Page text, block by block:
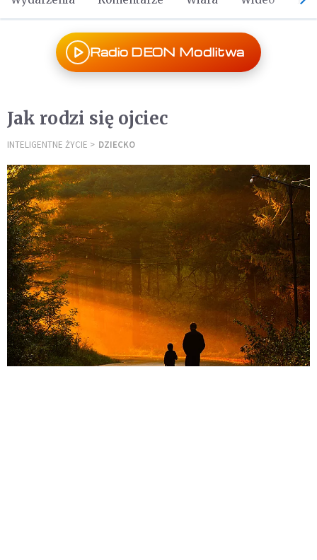
Radio DEON Modlitwa
Jak rodzi się ojciec
INTELIGENTNE ŻYCIE DZIECKO